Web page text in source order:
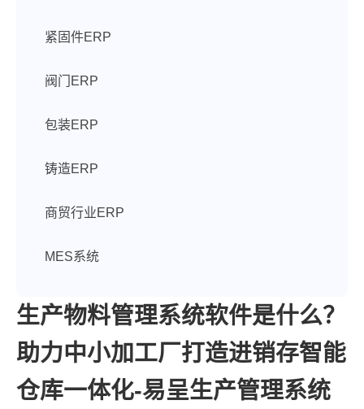
紧固件ERP
阀门ERP
包装ERP
铸造ERP
商贸行业ERP
MES系统
生产物料管理系统软件是什么？
助力中小加工厂打造进销存智能
仓库一体化-易呈生产管理系统